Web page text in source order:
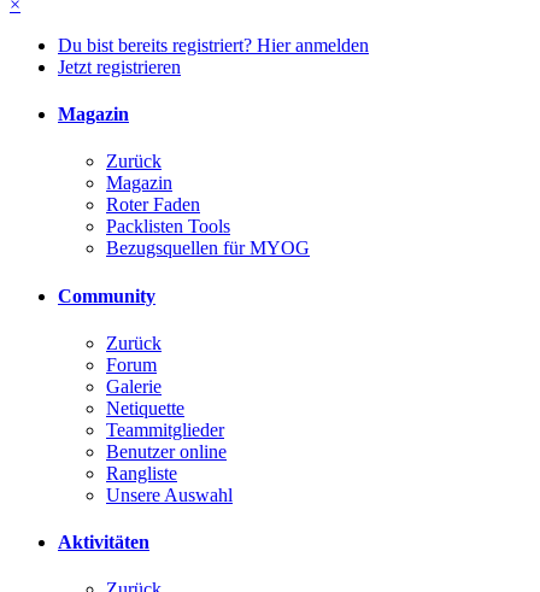
Du bist bereits registriert? Hier anmelden
Jetzt registrieren
Magazin
Zurück
Magazin
Roter Faden
Packlisten Tools
Bezugsquellen für MYOG
Community
Zurück
Forum
Galerie
Netiquette
Teammitglieder
Benutzer online
Rangliste
Unsere Auswahl
Aktivitäten